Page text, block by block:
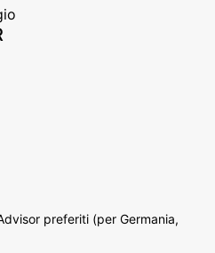
preferiti (per Germania,